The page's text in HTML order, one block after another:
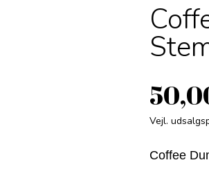
Vejl.
Coffee